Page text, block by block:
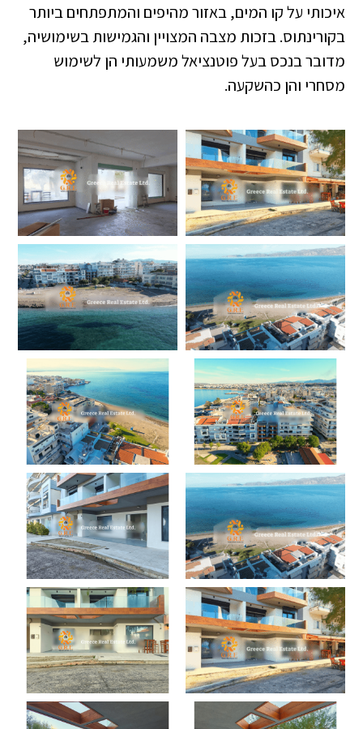
איכותי על קו המים, באזור מהיפים והמתפתחים ביותר
בקורינתוס. בזכות מצבה המצויין והגמישות בשימושיה,
מדובר בנכס בעל פוטנציאל משמעותי הן לשימוש
מסחרי והן כהשקעה.